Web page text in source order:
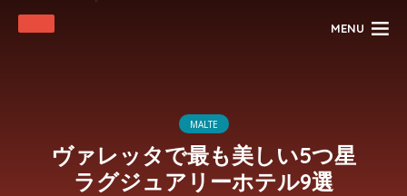
MENU
MALTE
ヴァレッタで最も美しい5つ星
ラグジュアリーホテル9選